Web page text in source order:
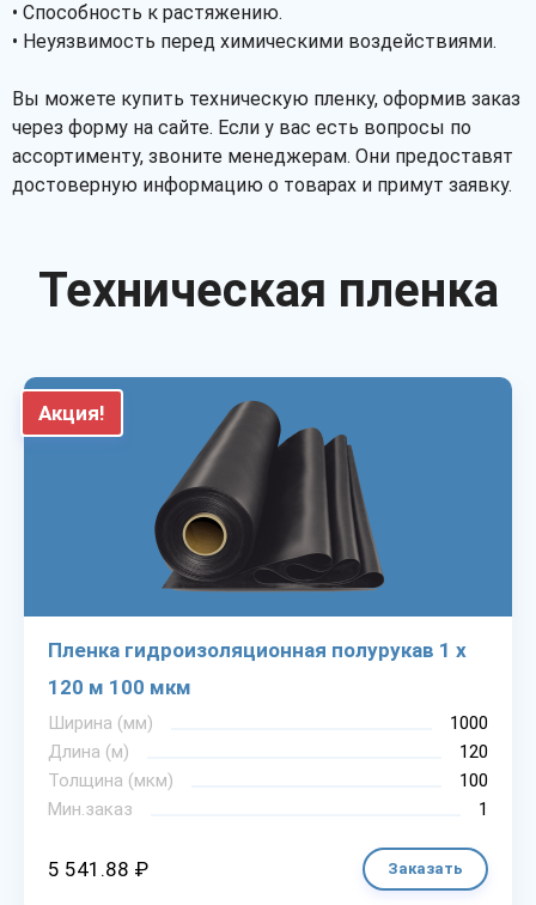
• Способность к растяжению.
• Неуязвимость перед химическими воздействиями.
Вы можете купить техническую пленку, оформив заказ
через форму на сайте. Если у вас есть вопросы по
ассортименту, звоните менеджерам. Они предоставят
достоверную информацию о товарах и примут заявку.
Техническая пленка
Акция!
Пленка гидроизоляционная полурукав 1 х
120 м 100 мкм
Ширина (мм)
1000
Длина (м)
120
Толщина (мкм)
100
Мин.заказ
1
5 541.88 ₽ Заказать